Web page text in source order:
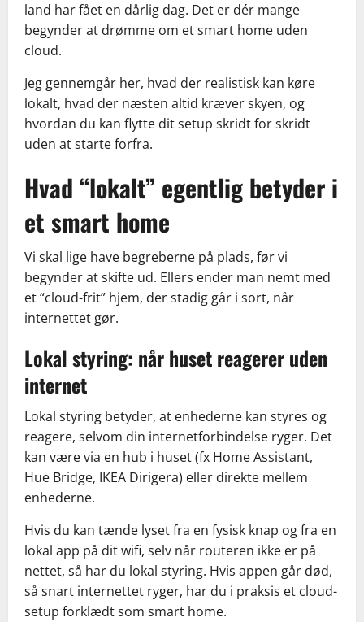
land har fået en dårlig dag. Det er dér mange
begynder at drømme om et smart home uden
cloud.
Jeg gennemgår her, hvad der realistisk kan køre
lokalt, hvad der næsten altid kræver skyen, og
hvordan du kan flytte dit setup skridt for skridt
uden at starte forfra.
Hvad “lokalt” egentlig betyder i
et smart home
Vi skal lige have begreberne på plads, før vi
begynder at skifte ud. Ellers ender man nemt med
et “cloud-frit” hjem, der stadig går i sort, når
internettet gør.
Lokal styring: når huset reagerer uden
internet
Lokal styring betyder, at enhederne kan styres og
reagere, selvom din internetforbindelse ryger. Det
kan være via en hub i huset (fx Home Assistant,
Hue Bridge, IKEA Dirigera) eller direkte mellem
enhederne.
Hvis du kan tænde lyset fra en fysisk knap og fra en
lokal app på dit wifi, selv når routeren ikke er på
nettet, så har du lokal styring. Hvis appen går død,
så snart internettet ryger, har du i praksis et cloud-
setup forklædt som smart home.